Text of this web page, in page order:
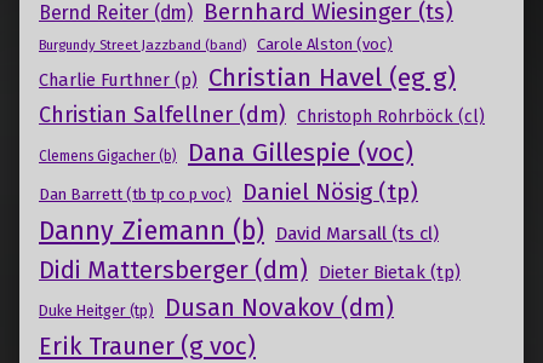
Bernd Reiter (dm) Bernhard Wiesinger (ts)
Burgundy Street Jazzband (band) Carole Alston (voc)
Charlie Furthner (p) Christian Havel (eg g)
Christian Salfellner (dm) Christoph Rohrböck (cl)
Clemens Gigacher (b) Dana Gillespie (voc)
Dan Barrett (tb tp co p voc) Daniel Nösig (tp)
Danny Ziemann (b) David Marsall (ts cl)
Didi Mattersberger (dm) Dieter Bietak (tp)
Duke Heitger (tp) Dusan Novakov (dm)
Erik Trauner (g voc)